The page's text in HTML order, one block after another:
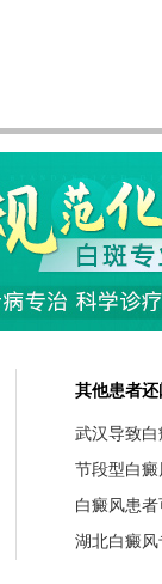
其他患者
武汉导致
节段型白
白癜风患
湖北白癜